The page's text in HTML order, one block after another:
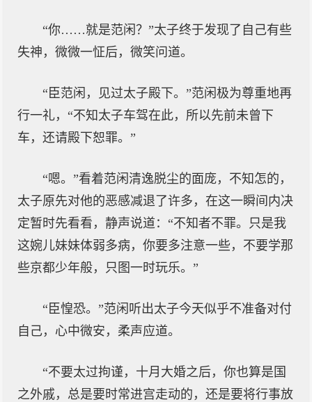
“你……就是范闲？”太子终于发现了自己有些
失神，微微一怔后，微笑问道。
“臣范闲，见过太子殿下。”范闲极为尊重地再
行一礼，“不知太子车驾在此，所以先前未曾下
车，还请殿下恕罪。”
“嗯。”看着范闲清逸脱尘的面庞，不知怎的，
太子原先对他的恶感减退了许多，在这一瞬间内决
定暂时先看看，静声说道：“不知者不罪。只是我
这婉儿妹妹体弱多病，你要多注意一些，不要学那
些京都少年般，只图一时玩乐。”
“臣惶恐。”范闲听出太子今天似乎不准备对付
自己，心中微安，柔声应道。
“不要太过拘谨，十月大婚之后，你也算是国
之外戚，总是要时常进宫走动的，还是要将行事放